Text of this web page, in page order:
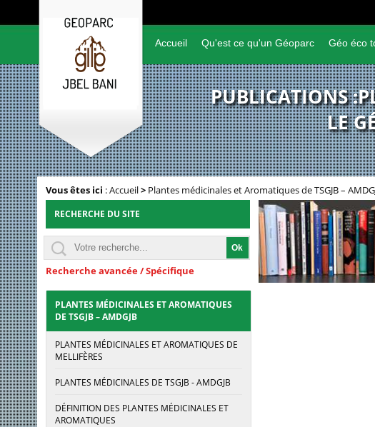
Accueil Qu'est ce qu'un Géoparc Géo éco
PUBLICATIONS
LE
Vous êtes ici :Accueil> Plantes médicinales et Aromatiques de TSGJB –
RECHERCHE DU SITE
Recherche avancée / Spécifique
PLANTES MÉDICINALES ET AROMATIQUES
DE TSGJB – AMDGJB
PLANTES MÉDICINALES ET AROMATIQUES DE
MELLIFÈRES
PLANTES MÉDICINALES DE TSGJB - AMDGJB
DÉFINITION DES PLANTES MÉDICINALES ET
AROMATIQUES